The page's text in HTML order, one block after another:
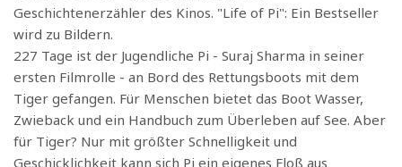
Geschichtenerzähler des Kinos. "Life of Pi": Ein Bestseller
wird zu Bildern.
227 Tage ist der Jugendliche Pi - Suraj Sharma in seiner
ersten Filmrolle - an Bord des Rettungsboots mit dem
Tiger gefangen. Für Menschen bietet das Boot Wasser,
Zwieback und ein Handbuch zum Überleben auf See. Aber
für Tiger? Nur mit größter Schnelligkeit und
Geschicklichkeit kann sich Pi ein eigenes Floß aus